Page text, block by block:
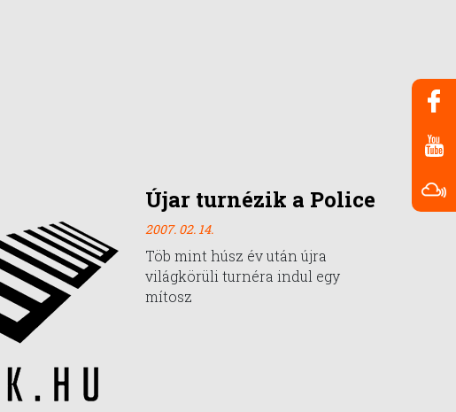
Újar turnézik a Police
2007. 02. 14.
Töb mint húsz év után újra
világkörüli turnéra indul egy
mítosz